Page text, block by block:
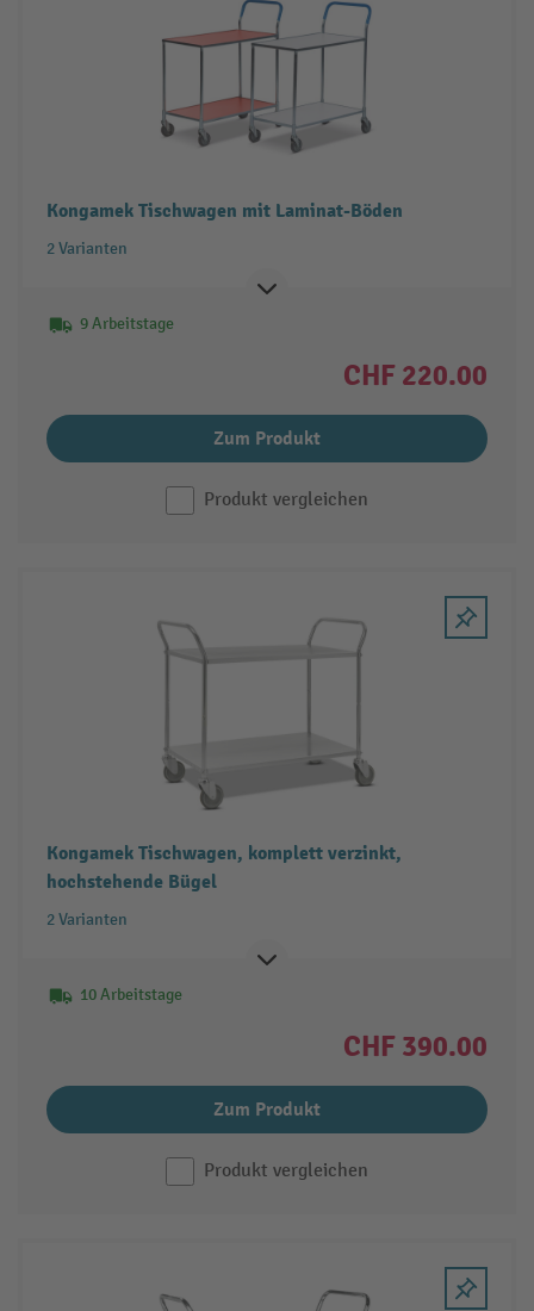
Kongamek Tischwagen mit Laminat-Böden
2 Varianten
9 Arbeitstage
CHF 220.00
Zum Produkt
Produkt vergleichen
Kongamek Tischwagen, komplett verzinkt,
hochstehende Bügel
2 Varianten
10 Arbeitstage
CHF 390.00
Zum Produkt
Produkt vergleichen